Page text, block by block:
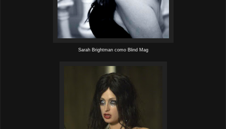
Sarah Brightman como Blind Mag